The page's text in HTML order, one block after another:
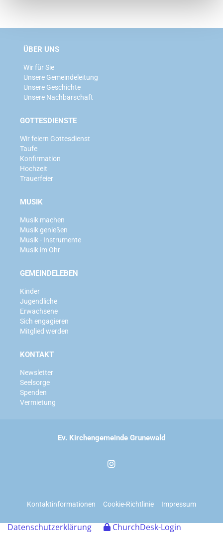
ÜBER UNS
Wir für Sie
Unsere Gemeindeleitung
Unsere Geschichte
Unsere Nachbarschaft
GOTTESDIENSTE
Wir feiern Gottesdienst
Taufe
Konfirmation
Hochzeit
Trauerfeier
MUSIK
Musik machen
Musik genießen
Musik - Instrumente
Musik im Ohr
GEMEINDELEBEN
Kinder
Jugendliche
Erwachsene
Sich engagieren
Mitglied werden
KONTAKT
Newsletter
Seelsorge
Spenden
Vermietung
Ev. Kirchengemeinde Grunewald
Kontaktinformationen Cookie-Richtlinie Impressum
Datenschutzerklärung ChurchDesk-Login